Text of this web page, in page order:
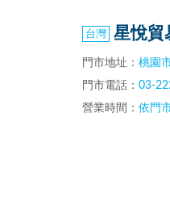
星悅貿
門市地址： 桃園
門市電話： 03-
營業時間： 依門